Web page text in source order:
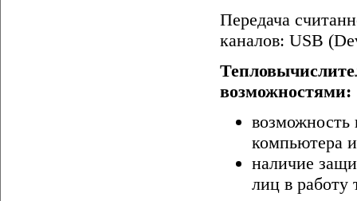
Передача
каналов: USB
возможностями:
возможность
компьютера
наличие
лиц в работу